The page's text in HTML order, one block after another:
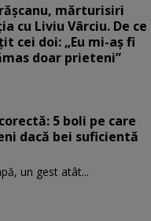
mărturisiri
cu Liviu Vârciu. De ce
cei doi: „Eu mi-aș fi
doar prieteni”
5 boli pe care
dacă bei suficientă
un gest atât...